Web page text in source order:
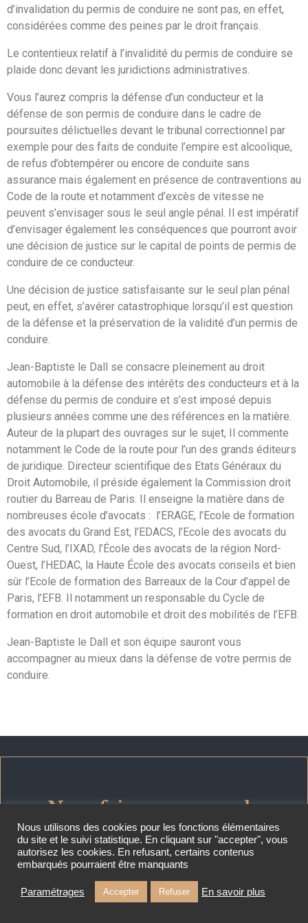
d’invalidation du permis de conduire ne sont pas, en effet,
considérées comme des peines par le droit français.
Le contentieux relatif à l’invalidité du permis de conduire se
plaide donc devant les juridictions administratives.
Vous l’aurez compris la défense d’un conducteur et la
défense de son permis de conduire dans le cadre de
poursuites délictuelles devant le tribunal correctionnel par
exemple pour des faits de conduite l’empire est alcoolique,
de refus d’obtempérer ou encore de conduite sans
assurance mais également en présence de contraventions au
Code de la route et notamment d’excès de vitesse ne
peuvent s’envisager sous le seul angle pénal. Il est impératif
d’envisager également les conséquences que pourront avoir
une décision de justice sur le capital de points de permis de
conduire de ce conducteur.
Une décision de justice satisfaisante sur le seul plan pénal
peut, en effet, s’avérer catastrophique lorsqu’il est question
de la défense et la préservation de la validité d’un permis de
conduire.
Jean-Baptiste le Dall se consacre pleinement au droit
automobile à la défense des intérêts des conducteurs et à la
défense du permis de conduire et s’est imposé depuis
plusieurs années comme une des références en la matière.
Auteur de la plupart des ouvrages sur le sujet, Il commente
notamment le Code de la route pour l’un des grands éditeurs
de juridique. Directeur scientifique des Etats Généraux du
Droit Automobile, il préside également la Commission droit
routier du Barreau de Paris. Il enseigne la matière dans de
nombreuses école d’avocats : l’ERAGE, l’Ecole de formation
des avocats du Grand Est, l’EDACS, l’Ecole des avocats du
Centre Sud, l’IXAD, l’École des avocats de la région Nord-
Ouest, l’HEDAC, la Haute École des avocats conseils et bien
sûr l’Ecole de formation des Barreaux de la Cour d’appel de
Paris, l’EFB. Il notamment un responsable du Cycle de
formation en droit automobile et droit des mobilités de l’EFB.
Jean-Baptiste le Dall et son équipe sauront vous
accompagner au mieux dans la défense de votre permis de
conduire.
Nous faisons avancer le
droit des mobilités depuis
2006
CONTACTEZ-NOUS !
Nous utilisons des cookies pour les fonctions élémentaires
du site et le suivi statistique. En cliquant sur "accepter", vous
autorisez les cookies. En refusant, certains contenus
embarqués pourraient être manquants
Paramétrages Accepter Refuser En savoir plus